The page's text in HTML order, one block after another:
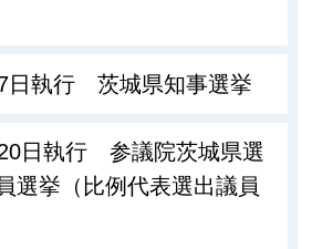
日執行 茨城県知事選挙
日執行 参議院茨城県選
選挙（比例代表選出議員